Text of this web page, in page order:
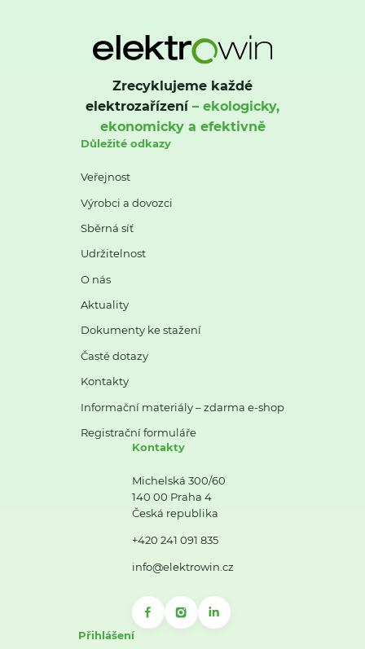
Zrecyklujeme každé
elektrozařízení– ekologicky,
ekonomicky a efektivně
Důležité odkazy
Veřejnost
Výrobci a dovozci
Sběrná síť
Udržitelnost
O nás
Aktuality
Dokumenty ke stažení
Časté dotazy
Kontakty
Informační materiály – zdarma e-shop
Registrační formuláře
Kontakty
Michelská 300/60
140 00 Praha 4
Česká republika
+420 241 091 835
info@elektrowin.cz
Přihlášení